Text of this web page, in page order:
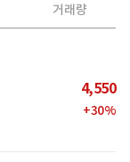
거래량
4,550
+30%